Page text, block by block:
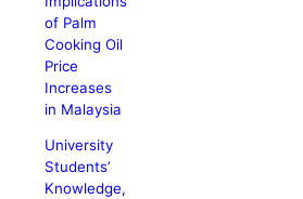
of Palm
Cooking Oil
Price
Increases
in Malaysia
University
Students’
Knowledge,